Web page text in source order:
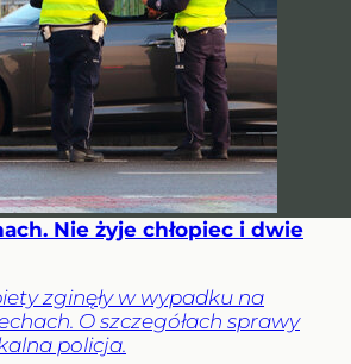
Nie żyje chłopiec i dwie
zginęły w wypadku na
O szczegółach sprawy
policja.